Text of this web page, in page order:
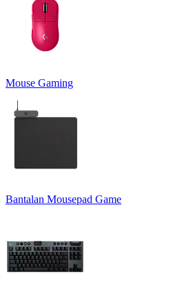
Mouse Gaming
Bantalan Mousepad Game